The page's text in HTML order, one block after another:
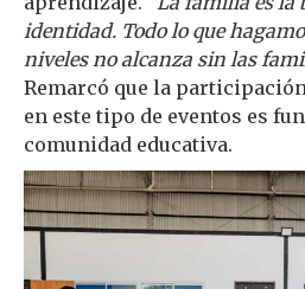
identidad. Todo lo que
niveles no alcanza sin las
Remarcó que la
en este tipo de eventos es
comunidad educativa.